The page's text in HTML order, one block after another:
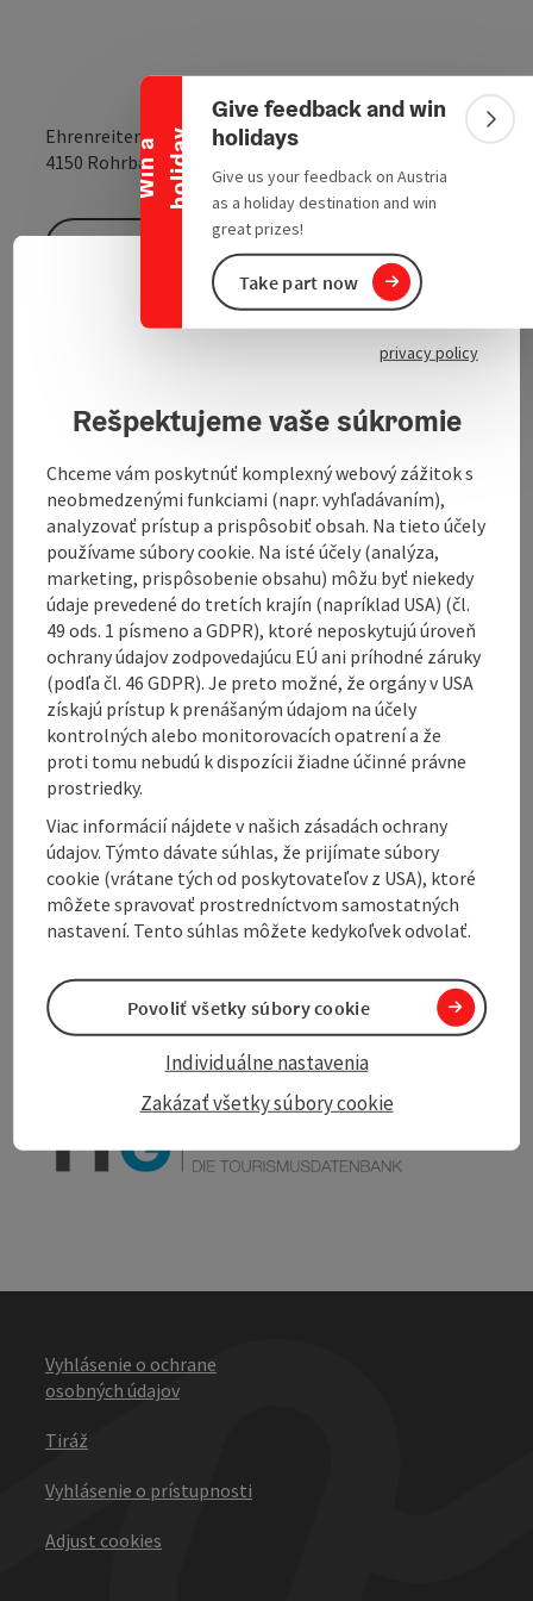
W
i
n
a
h
o
l
i
d
a y
Collapse banner
Give feedback and win
holidays
Give us your feedback on Austria
as a holiday destination and win
great prizes!
Take part now
Ehrenreiterweg 4
4150 Rohrbach-Berg
Contact
Opening hours
Arrival
Prices
Accessibility
To the website
Print article
TOURDATA
Vyhlásenie o ochrane
osobných údajov
Tiráž
Vyhlásenie o prístupnosti
Adjust cookies
privacy policy
Rešpektujeme vaše súkromie
Chceme vám poskytnúť komplexný webový zážitok s
neobmedzenými funkciami (napr. vyhľadávaním),
analyzovať prístup a prispôsobiť obsah. Na tieto účely
používame súbory cookie. Na isté účely (analýza,
marketing, prispôsobenie obsahu) môžu byť niekedy
údaje prevedené do tretích krajín (napríklad USA) (čl.
49 ods. 1 písmeno a GDPR), ktoré neposkytujú úroveň
ochrany údajov zodpovedajúcu EÚ ani príhodné záruky
(podľa čl. 46 GDPR). Je preto možné, že orgány v USA
získajú prístup k prenášaným údajom na účely
kontrolných alebo monitorovacích opatrení a že
proti tomu nebudú k dispozícii žiadne účinné právne
prostriedky.
Viac informácií nájdete v našich zásadách ochrany
údajov. Týmto dávate súhlas, že prijímate súbory
cookie (vrátane tých od poskytovateľov z USA), ktoré
môžete spravovať prostredníctvom samostatných
nastavení. Tento súhlas môžete kedykoľvek odvolať.
Zakázať všetky súbory cookie
Individuálne nastavenia
Povoliť všetky súbory cookie